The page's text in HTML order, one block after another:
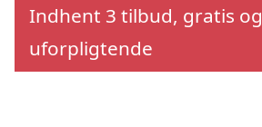
Indhent 3 tilbud, gratis og
uforpligtende